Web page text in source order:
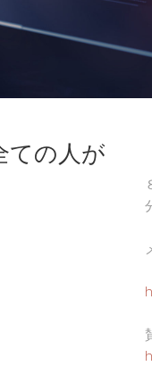
ての人が